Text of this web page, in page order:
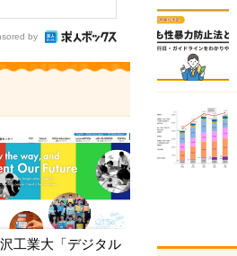
by
工業大「デジタル